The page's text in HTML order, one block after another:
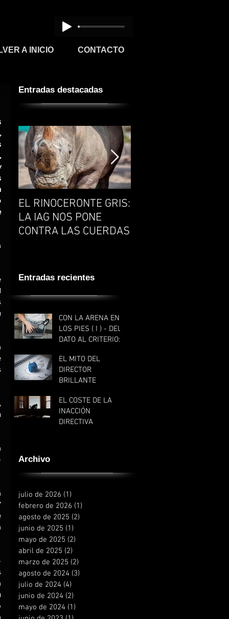
A INICIO CONTACTO
Entradas destacadas
EL RINOCERONTE GRIS:
LA IAG NOS PONE
CONTRA LAS CUERDAS
Entradas recientes
CON LA ARENA EN
LOS PIES ( I ) - DEL
DATO AL CRITERIO:
TODO SE PUEDE
BUSCAR
EL MITO DEL
DIRECTOR
BRILLANTE
EL COSTE DE LA
INACCIÓN
DIRECTIVA
Archivo
julio de 2026 (1)
febrero de 2026 (1)
agosto de 2025 (2)
junio de 2025 (1)
mayo de 2025 (2)
abril de 2025 (2)
marzo de 2025 (2)
agosto de 2024 (3)
julio de 2024 (4)
junio de 2024 (2)
mayo de 2024 (1)